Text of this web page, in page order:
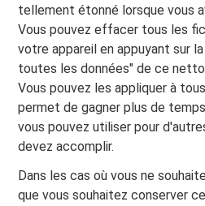
tellement étonné lorsque vous
Vous pouvez effacer tous les
votre appareil en appuyant sur
toutes les données" de ce
Vous pouvez les appliquer à
permet de gagner plus de
vous pouvez utiliser pour
devez accomplir.
Dans les cas où vous ne
que vous souhaitez conserver